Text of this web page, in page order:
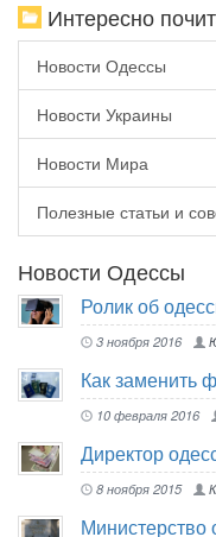
Интересно
Новости Одессы
Новости Украины
Новости Мира
Полезные статьи и
Новости Одессы
Ролик об
3 ноября 2016
Как заменить
10 февраля 2016
Директор
8 ноября 2015
Министерство